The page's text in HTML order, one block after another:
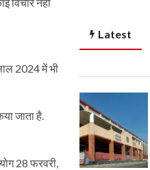
2024 में भी
जाता है.
28 फरवरी,
Latest